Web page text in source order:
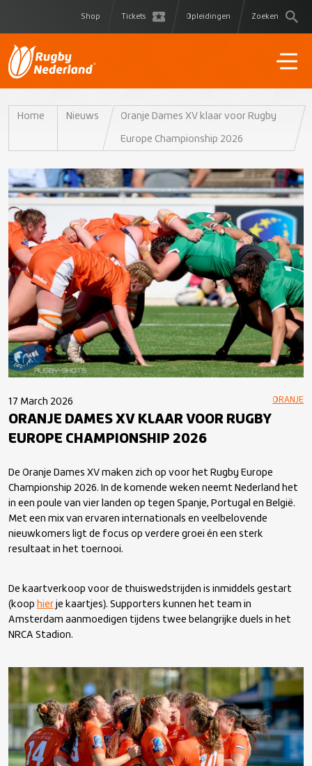
Shop Tickets Opleidingen Zoeken
Home Nieuws Oranje Dames XV klaar voor Rugby
Europe Championship 2026
17 March 2026 ORANJE
ORANJE DAMES XV KLAAR VOOR RUGBY
EUROPE CHAMPIONSHIP 2026
De Oranje Dames XV maken zich op voor het Rugby Europe
Championship 2026. In de komende weken neemt Nederland het
in een poule van vier landen op tegen Spanje, Portugal en België.
Met een mix van ervaren internationals en veelbelovende
nieuwkomers ligt de focus op verdere groei én een sterk
resultaat in het toernooi.
De kaartverkoop voor de thuiswedstrijden is inmiddels gestart
(koop hier je kaartjes). Supporters kunnen het team in
Amsterdam aanmoedigen tijdens twee belangrijke duels in het
NRCA Stadion.